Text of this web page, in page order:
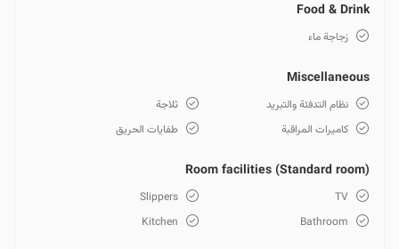
Food & Drink
زجاجة ماء
Miscellaneous
نظام التدفئة والتبريد
ثلاجة
كاميرات المراقبة
طفايات الحريق
Room facilities (Standard room)
TV
Slippers
Bathroom
Kitchen